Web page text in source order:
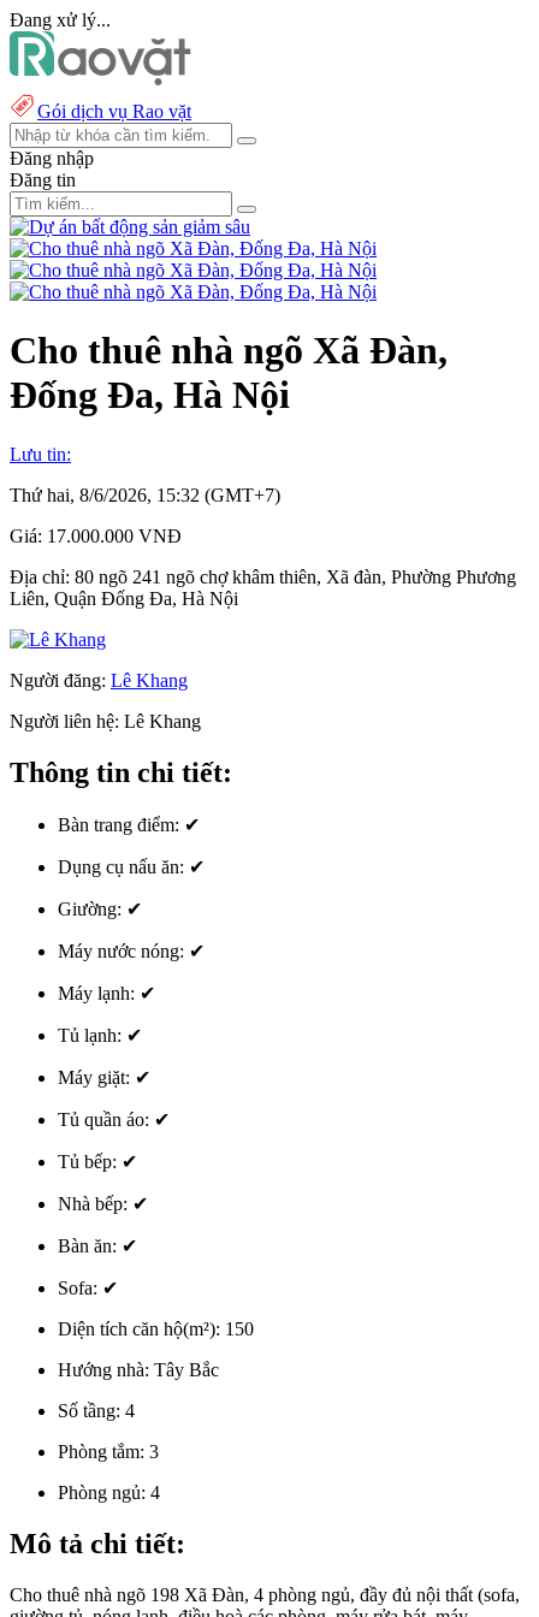
Đang xử lý...
Gói dịch vụ Rao vặt
Đăng nhập
Đăng tin
Cho thuê nhà ngõ Xã Đàn,
Đống Đa, Hà Nội
Lưu tin:
Thứ hai, 8/6/2026, 15:32 (GMT+7)
Giá: 17.000.000 VNĐ
Địa chỉ: 80 ngõ 241 ngõ chợ khâm thiên, Xã đàn, Phường Phương
Liên, Quận Đống Đa, Hà Nội
Người đăng: Lê Khang
Người liên hệ: Lê Khang
Thông tin chi tiết:
Bàn trang điểm: ✔
Dụng cụ nấu ăn: ✔
Giường: ✔
Máy nước nóng: ✔
Máy lạnh: ✔
Tủ lạnh: ✔
Máy giặt: ✔
Tủ quần áo: ✔
Tủ bếp: ✔
Nhà bếp: ✔
Bàn ăn: ✔
Sofa: ✔
Diện tích căn hộ(m²): 150
Hướng nhà: Tây Bắc
Số tầng: 4
Phòng tắm: 3
Phòng ngủ: 4
Mô tả chi tiết:
Cho thuê nhà ngõ 198 Xã Đàn, 4 phòng ngủ, đầy đủ nội thất (sofa,